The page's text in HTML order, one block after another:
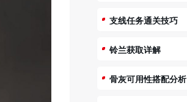
支线任务通关技巧
铃兰获取详解
骨灰可用性搭配分析